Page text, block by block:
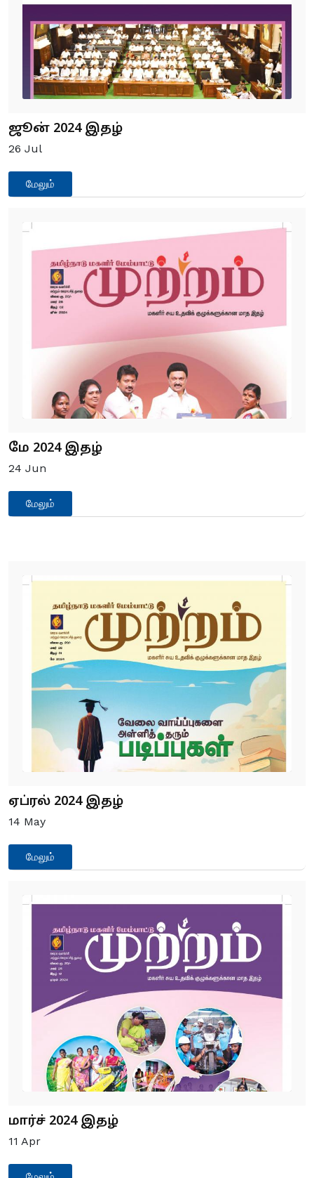
ஜூன் 2024 இதழ்
26 Jul
மேலும்
மே 2024 இதழ்
24 Jun
மேலும்
ஏப்ரல் 2024 இதழ்
14 May
மேலும்
மார்ச் 2024 இதழ்
11 Apr